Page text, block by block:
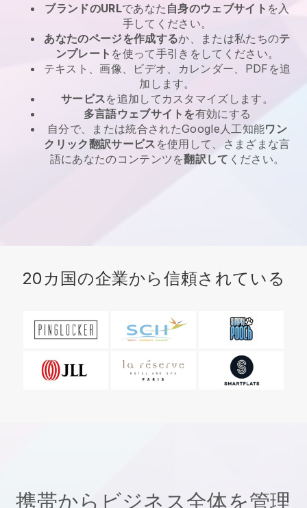
ブランドのURLであなた 自身のウェブサイト を入
手してください。
あなたのページを作成するか、または私たちのテ
ンプレート を使って手引きをしてください。
テキスト、画像、ビデオ、カレンダー、PDFを追
加します。
サービスを追加してカスタマイズします。
多言語ウェブサイトを有効にする
自分で、または統合されたGoogle人工知能ワン
クリック翻訳サービス を使用して、さまざまな言
語にあなたのコンテンツを翻訳して ください。
20カ国の企業から信頼されている
携帯からビジネス全体を管理